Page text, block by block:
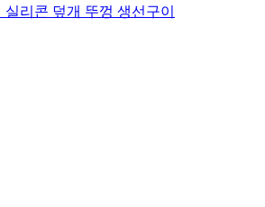
리콘 덮개 뚜껑 생선구이